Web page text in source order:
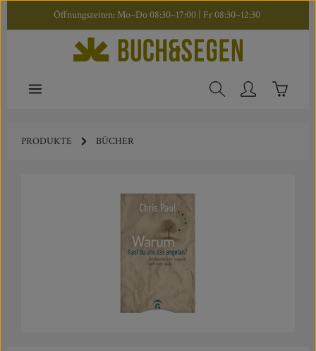
Zum Hauptinhalt springen
Öffnungszeiten: Mo–Do 08:30–17:00 | Fr 08:30–12:30
PRODUKTE BÜCHER